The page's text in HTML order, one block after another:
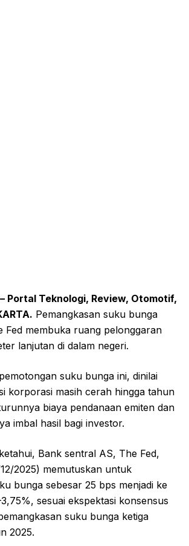
Portal Teknologi, Review, Otomotif,
Pemangkasan suku bunga
Fed membuka ruang pelonggaran
lanjutan di dalam negeri.
suku bunga ini, dinilai
korporasi masih cerah hingga tahun
biaya pendanaan emiten dan
imbal hasil bagi investor.
Bank sentral AS, The Fed,
2025) memutuskan untuk
bunga sebesar 25 bps menjadi ke
sesuai ekspektasi konsensus
suku bunga ketiga
2025.